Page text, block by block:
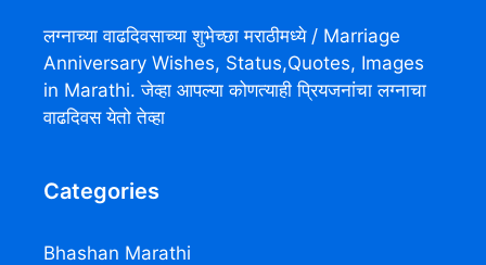
लग्नाच्या वाढदिवसाच्या शुभेच्छा मराठीमध्ये / Marriage
Anniversary Wishes, Status,Quotes, Images
in Marathi. जेव्हा आपल्या कोणत्याही प्रियजनांचा लग्नाचा
वाढदिवस येतो तेव्हा
Categories
Bhashan Marathi